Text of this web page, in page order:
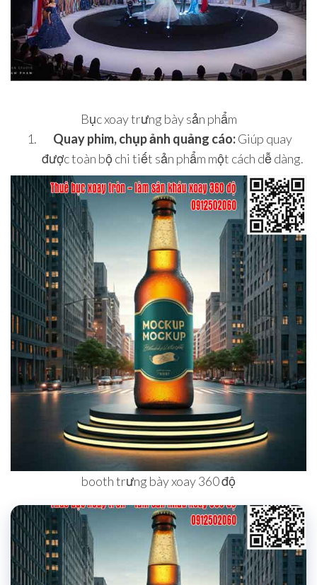
Bục xoay trưng bày sản phẩm
Quay phim, chụp ảnh quảng cáo:Giúp quay
được toàn bộ chi tiết sản phẩm một cách dễ dàng.
booth trưng bày xoay 360 độ